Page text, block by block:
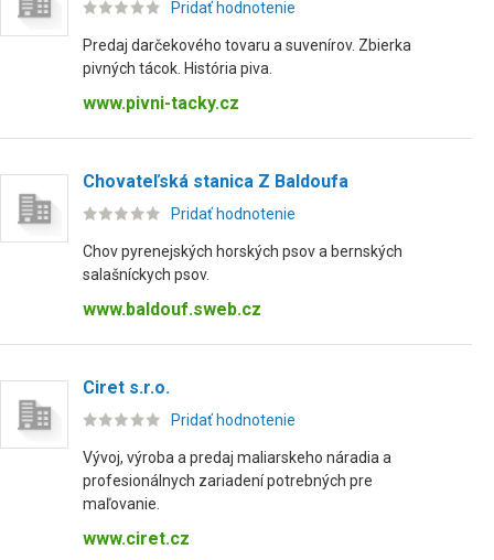
Pridať hodnotenie
Predaj darčekového tovaru a suvenírov. Zbierka
pivných tácok. História piva.
www.pivni-tacky.cz
Chovateľská stanica Z Baldoufa
Pridať hodnotenie
Chov pyrenejských horských psov a bernských
salašníckych psov.
www.baldouf.sweb.cz
Ciret s.r.o.
Pridať hodnotenie
Vývoj, výroba a predaj maliarskeho náradia a
profesionálnych zariadení potrebných pre
maľovanie.
www.ciret.cz